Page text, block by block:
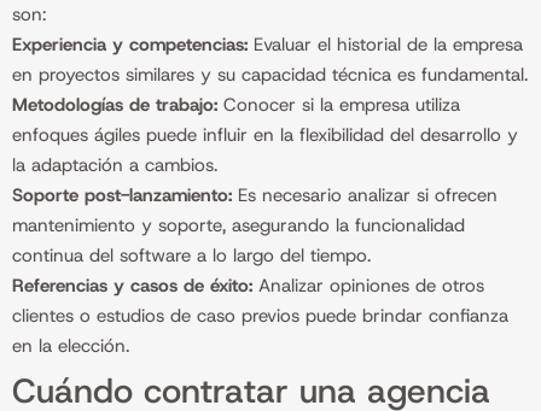
son:
Experiencia y competencias: Evaluar el historial de la empresa
en proyectos similares y su capacidad técnica es fundamental.
Metodologías de trabajo: Conocer si la empresa utiliza
enfoques ágiles puede influir en la flexibilidad del desarrollo y
la adaptación a cambios.
Soporte post-lanzamiento: Es necesario analizar si ofrecen
mantenimiento y soporte, asegurando la funcionalidad
continua del software a lo largo del tiempo.
Referencias y casos de éxito: Analizar opiniones de otros
clientes o estudios de caso previos puede brindar confianza
en la elección.
Cuándo contratar una agencia